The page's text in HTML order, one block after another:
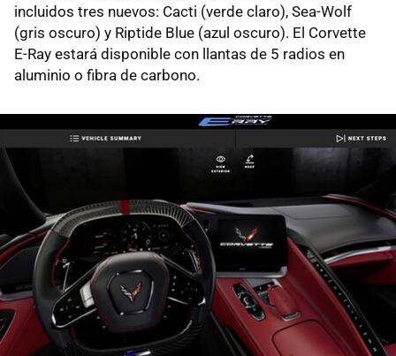
incluidos tres nuevos: Cacti (verde claro), Sea-Wolf
(gris oscuro) y Riptide Blue (azul oscuro). El Corvette
E-Ray estará disponible con llantas de 5 radios en
aluminio o fibra de carbono.